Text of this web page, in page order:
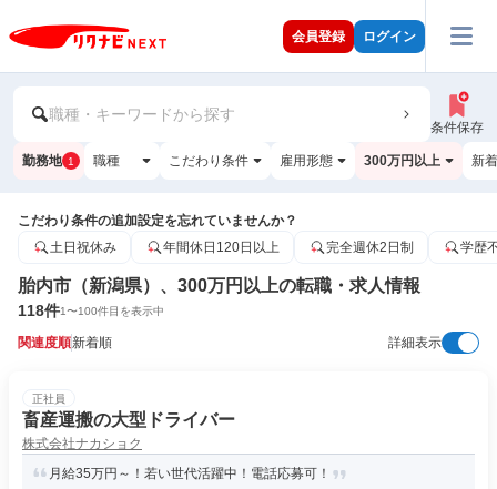
会員登録 ログイン
職種・キーワードから探す
条件保存
勤務地 1 職種 こだわり条件 雇用形態 300万円以上 新
こだわり条件の追加設定を忘れていませんか？
土日祝休み
年間休日120日以上 完全週休2日制 学歴
胎内市（新潟県）、300万円以上の転職・求人情報
118件1〜100件目を表示中
関連度順新着順 詳細表示
正社員
畜産運搬の大型ドライバー
株式会社ナカショク
月給35万円～！若い世代活躍中！電話応募可！